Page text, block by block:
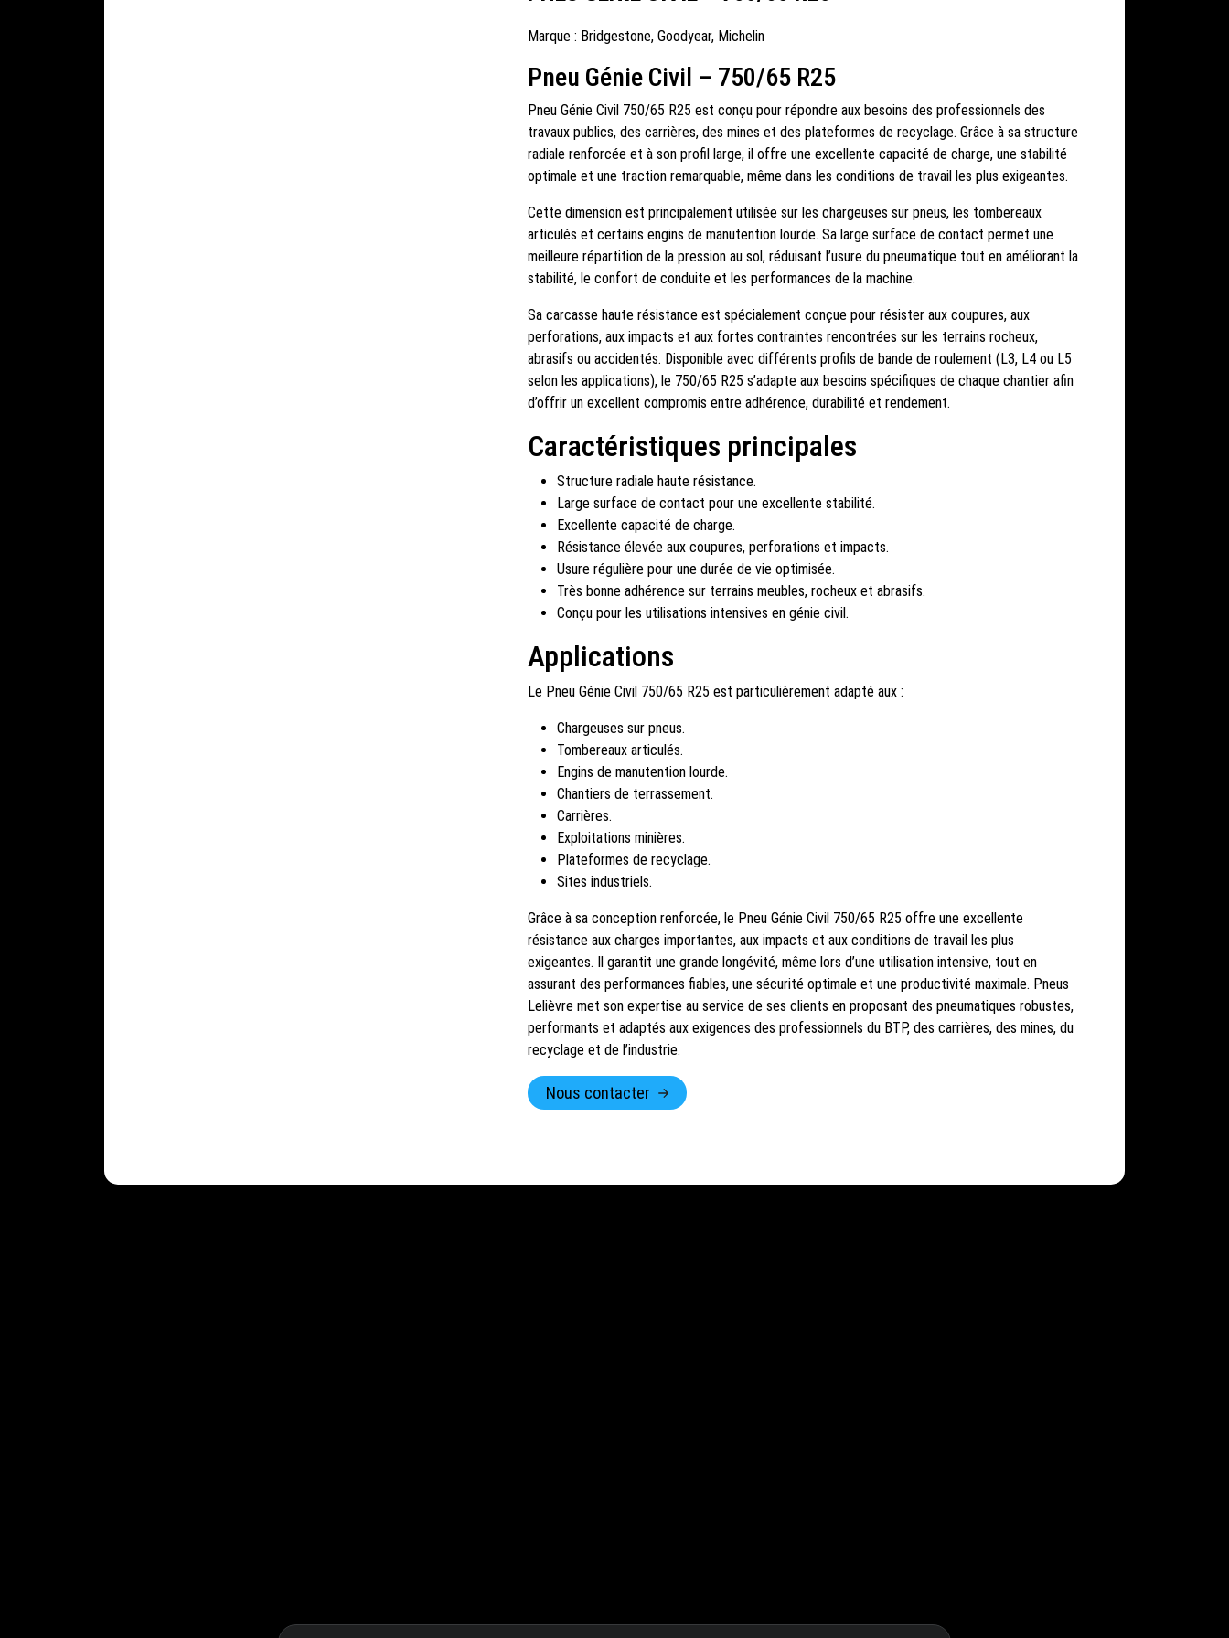
Marque : Bridgestone,Goodyear, Michelin
Pneu Génie Civil – 750/65 R25
Pneu Génie Civil 750/65 R25 est conçu pour répondre aux besoins des professionnels des
travaux publics, des carrières, des mines et des plateformes de recyclage. Grâce à sa structure
radiale renforcée et à son profil large, il offre une excellente capacité de charge, une stabilité
optimale et une traction remarquable, même dans les conditions de travail les plus exigeantes.
Cette dimension est principalement utilisée sur les chargeuses sur pneus, les tombereaux
articulés et certains engins de manutention lourde. Sa large surface de contact permet une
meilleure répartition de la pression au sol, réduisant l’usure du pneumatique tout en améliorant la
stabilité, le confort de conduite et les performances de la machine.
Sa carcasse haute résistance est spécialement conçue pour résister aux coupures, aux
perforations, aux impacts et aux fortes contraintes rencontrées sur les terrains rocheux,
abrasifs ou accidentés. Disponible avec différents profils de bande de roulement (L3, L4 ou L5
selon les applications), le 750/65 R25 s’adapte aux besoins spécifiques de chaque chantier afin
d’offrir un excellent compromis entre adhérence, durabilité et rendement.
Caractéristiques principales
Structure radiale haute résistance.
Large surface de contact pour une excellente stabilité.
Excellente capacité de charge.
Résistance élevée aux coupures, perforations et impacts.
Usure régulière pour une durée de vie optimisée.
Très bonne adhérence sur terrains meubles, rocheux et abrasifs.
Conçu pour les utilisations intensives en génie civil.
Applications
Le Pneu Génie Civil 750/65 R25 est particulièrement adapté aux :
Chargeuses sur pneus.
Tombereaux articulés.
Engins de manutention lourde.
Chantiers de terrassement.
Carrières.
Exploitations minières.
Plateformes de recyclage.
Sites industriels.
Grâce à sa conception renforcée, le Pneu Génie Civil 750/65 R25 offre une excellente
résistance aux charges importantes, aux impacts et aux conditions de travail les plus
exigeantes. Il garantit une grande longévité, même lors d’une utilisation intensive, tout en
assurant des performances fiables, une sécurité optimale et une productivité maximale. Pneus
Lelièvre met son expertise au service de ses clients en proposant des pneumatiques robustes,
performants et adaptés aux exigences des professionnels du BTP, des carrières, des mines, du
recyclage et de l’industrie.
Nous contacter